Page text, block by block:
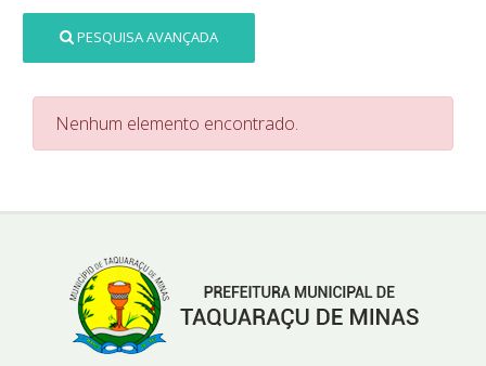
PESQUISA AVANÇADA
Nenhum elemento encontrado.